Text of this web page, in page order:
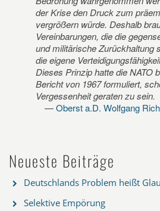
der Krise den Druck zum
vergrößern würde. Deshalb
Vereinbarungen, die die
und militärische Zurückhaltung
die eigene
Dieses Prinzip hatte die NATO
Bericht von 1967 formuliert,
Vergessenheit geraten zu sein.
Oberst a.D. Wolfgang
Neueste Beiträge
Deutschlands Problem heißt
Selektive Empörung